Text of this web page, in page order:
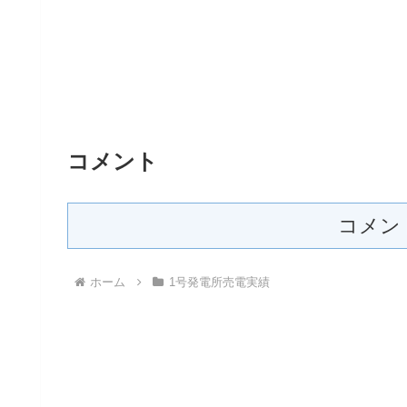
コメント
コメン
ホーム 1号発電所売電実績